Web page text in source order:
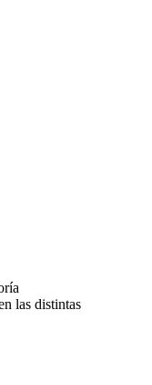
las distintas